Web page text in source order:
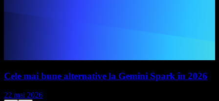
Cele mai bune alternative la Gemini Spark în 2026
22 mai 2026